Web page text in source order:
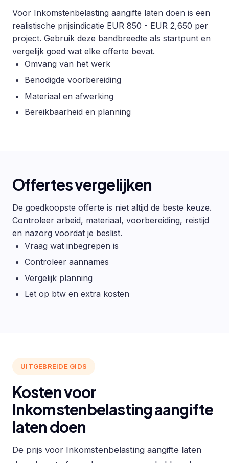
Voor Inkomstenbelasting aangifte laten doen is een
realistische prijsindicatie EUR 850 - EUR 2,650 per
project. Gebruik deze bandbreedte als startpunt en
vergelijk goed wat elke offerte bevat.
Omvang van het werk
Benodigde voorbereiding
Materiaal en afwerking
Bereikbaarheid en planning
Offertes vergelijken
De goedkoopste offerte is niet altijd de beste keuze.
Controleer arbeid, materiaal, voorbereiding, reistijd
en nazorg voordat je beslist.
Vraag wat inbegrepen is
Controleer aannames
Vergelijk planning
Let op btw en extra kosten
UITGEBREIDE GIDS
Kosten voor
Inkomstenbelasting aangifte
laten doen
De prijs voor Inkomstenbelasting aangifte laten